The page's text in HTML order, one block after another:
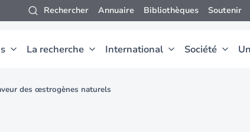
Rechercher Annuaire Bibliothèques Soutenir
La recherche International Société
des œstrogènes naturels